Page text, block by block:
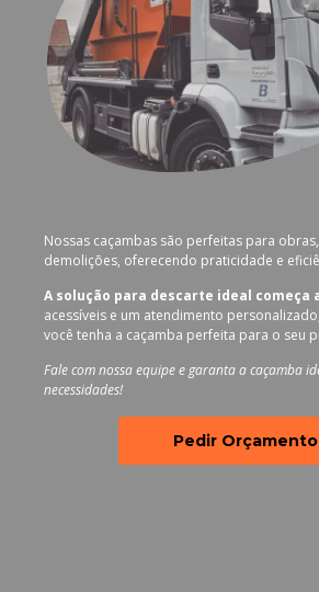
Nossas caçambas são perfeitas para
demolições, oferecendo praticidade e
A solução para descarte ideal começa
acessíveis e um atendimento
você tenha a caçamba perfeita para o seu
Fale com nossa equipe e garanta a caçamba
necessidades!
Pedir Orçamento